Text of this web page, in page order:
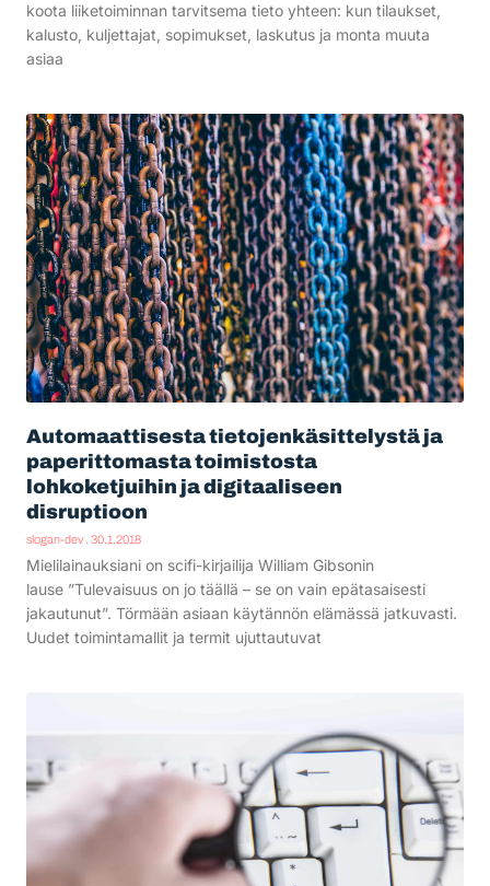
koota liiketoiminnan tarvitsema tieto yhteen: kun tilaukset,
kalusto, kuljettajat, sopimukset, laskutus ja monta muuta
asiaa
Automaattisesta tietojenkäsittelystä ja
paperittomasta toimistosta
lohkoketjuihin ja digitaaliseen
disruptioon
slogan-dev 30.1.2018
Mielilainauksiani on scifi-kirjailija William Gibsonin
lause ”Tulevaisuus on jo täällä – se on vain epätasaisesti
jakautunut”. Törmään asiaan käytännön elämässä jatkuvasti.
Uudet toimintamallit ja termit ujuttautuvat